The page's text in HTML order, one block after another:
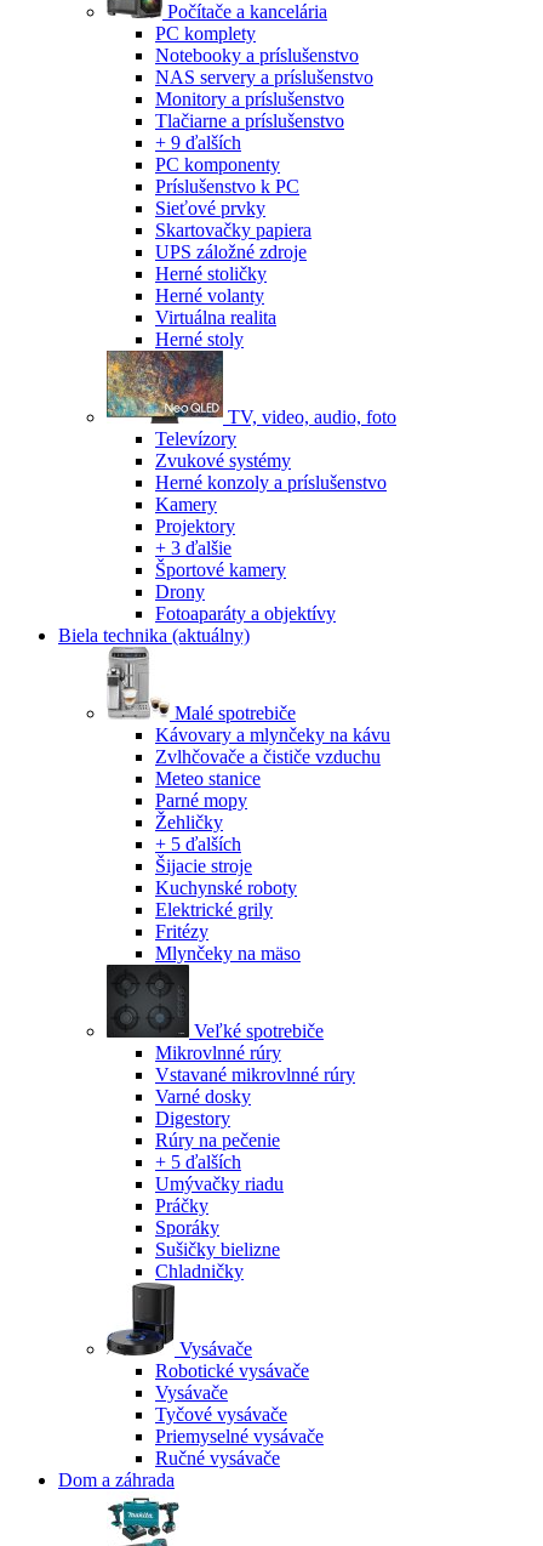
Počítače a kancelária
PC komplety
Notebooky a príslušenstvo
NAS servery a príslušenstvo
Monitory a príslušenstvo
Tlačiarne a príslušenstvo
+ 9 ďalších
PC komponenty
Príslušenstvo k PC
Sieťové prvky
Skartovačky papiera
UPS záložné zdroje
Herné stoličky
Herné volanty
Virtuálna realita
Herné stoly
TV, video, audio, foto
Televízory
Zvukové systémy
Herné konzoly a príslušenstvo
Kamery
Projektory
+ 3 ďalšie
Športové kamery
Drony
Fotoaparáty a objektívy
Biela technika (aktuálny)
Malé spotrebiče
Kávovary a mlynčeky na kávu
Zvlhčovače a čističe vzduchu
Meteo stanice
Parné mopy
Žehličky
+ 5 ďalších
Šijacie stroje
Kuchynské roboty
Elektrické grily
Fritézy
Mlynčeky na mäso
Veľké spotrebiče
Mikrovlnné rúry
Vstavané mikrovlnné rúry
Varné dosky
Digestory
Rúry na pečenie
+ 5 ďalších
Umývačky riadu
Práčky
Sporáky
Sušičky bielizne
Chladničky
Vysávače
Robotické vysávače
Vysávače
Tyčové vysávače
Priemyselné vysávače
Ručné vysávače
Dom a záhrada